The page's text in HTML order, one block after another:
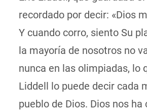
recordado por decir: «Dios
Y cuando corro, siento Su
la mayoría de nosotros no
nunca en las olimpiadas, lo
Liddell lo puede decir cada
pueblo de Dios. Dios nos ha